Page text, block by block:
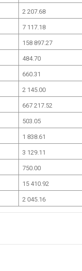
2 207.68
7 117.18
158 897.27
484.70
660.31
2 145.00
667 217.52
503.05
1 838.61
3 129.11
750.00
15 410.92
2 045.16